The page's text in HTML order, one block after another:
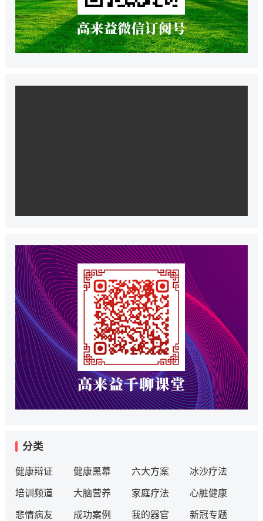
分类
健康辩证 健康黑幕 六大方案 冰沙疗法
培训频道 大脑营养 家庭疗法 心脏健康
悲情病友 成功案例 我的器官 新冠专题